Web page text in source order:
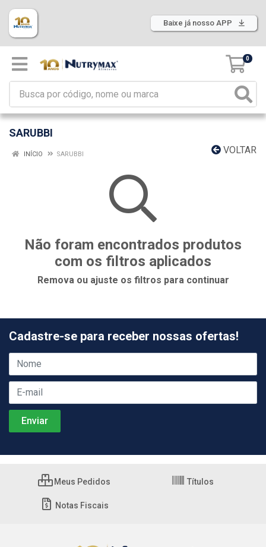
Baixe já nosso APP
0
SARUBBI
VOLTAR
INÍCIO SARUBBI
Não foram encontrados produtos
com os filtros aplicados
Remova ou ajuste os filtros para continuar
Cadastre-se para receber nossas ofertas!
Meus Pedidos Títulos
Notas Fiscais